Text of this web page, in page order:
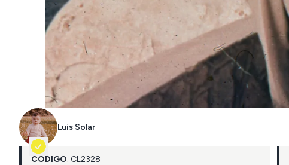
Luis Solar
CÓDIGO: CL2328